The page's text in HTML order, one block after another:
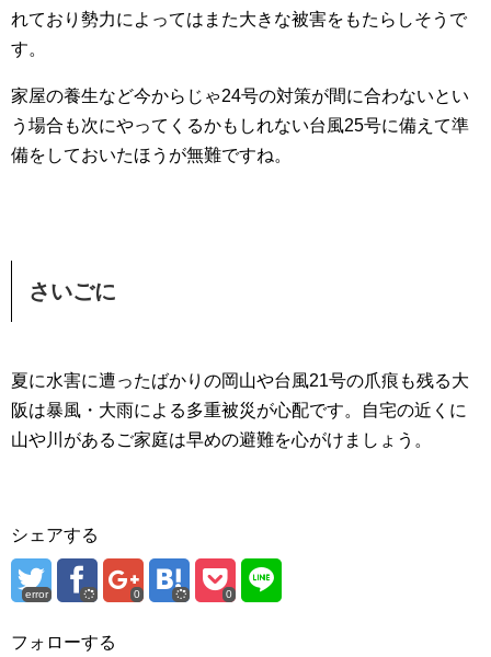
れており勢力によってはまた大きな被害をもたらしそうで
す。
家屋の養生など今からじゃ24号の対策が間に合わないとい
う場合も次にやってくるかもしれない台風25号に備えて準
備をしておいたほうが無難ですね。
さいごに
夏に水害に遭ったばかりの岡山や台風21号の爪痕も残る大
阪は暴風・大雨による多重被災が心配です。自宅の近くに
山や川があるご家庭は早めの避難を心がけましょう。
シェアする
error 0 0
フォローする